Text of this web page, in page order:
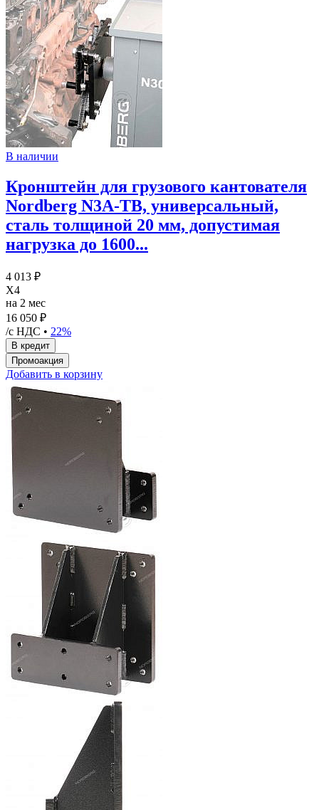
В наличии
Кронштейн для грузового кантователя
Nordberg N3A-TB, универсальный,
сталь толщиной 20 мм, допустимая
нагрузка до 1600...
4 013 ₽
X4
на 2 мес
16 050 ₽
/с НДС • 22%
Добавить в корзину